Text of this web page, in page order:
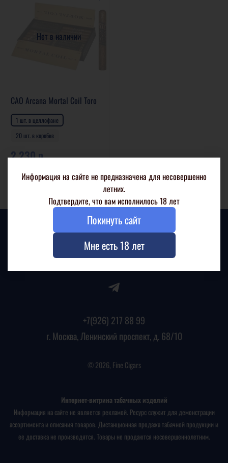
Нет в наличии
CAO Arcana Mortal Coil Toro
1 шт. в целлофане
20 шт. в коробке
2 230 р
Подробнее
+7(926) 217 88 99
г. Москва, Ленинский проспект, д. 68/10
© 2026, Fine Cigars
Интернет-витрина табачных изделий
Информация на сайте не является рекламой. Ресурс служит для демонстрации
ассортимента и описания товаров. Дистанционная продажа табачной продукции и
ее доставка не производятся. Товары не продаются несовершеннолетним.
Информация на сайте не предназначена для несовершенно
летних.
Подтвердите, что вам исполнилось 18 лет
Покинуть сайт
Мне есть 18 лет